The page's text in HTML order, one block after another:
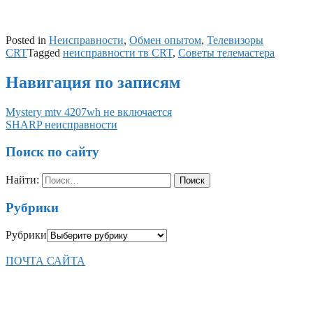
Posted in Неисправности, Обмен опытом, Телевизоры
CRTTagged неисправности тв CRT, Советы телемастера
Навигация по записям
Mystery mtv 4207wh не включается
SHARP неисправности
Поиск по сайту
Найти:
Рубрики
Рубрики
ПОЧТА САЙТА